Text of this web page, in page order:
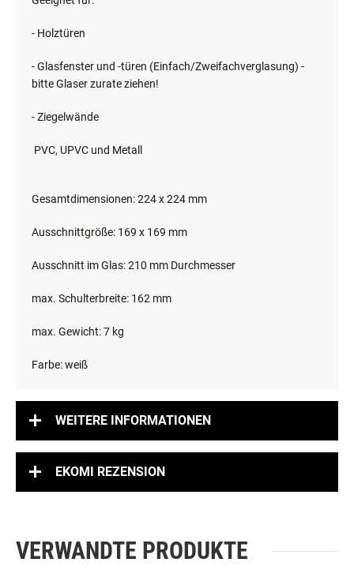
- Holztüren
- Glasfenster und -türen (Einfach/Zweifachverglasung) -
bitte Glaser zurate ziehen!
- Ziegelwände
PVC, UPVC und Metall
Gesamtdimensionen: 224 x 224 mm
Ausschnittgröße: 169 x 169 mm
Ausschnitt im Glas: 210 mm Durchmesser
max. Schulterbreite: 162 mm
max. Gewicht: 7 kg
Farbe: weiß
WEITERE INFORMATIONEN
EKOMI REZENSION
VERWANDTE PRODUKTE